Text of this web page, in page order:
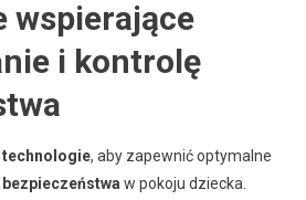
wspierające
i kontrolę
technologie, aby zapewnić optymalne
bezpieczeństwa w pokoju dziecka.